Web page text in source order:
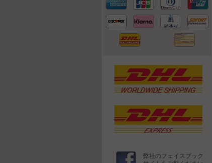
弊社のフェイスブック
49,95 € 72,99 € 詳細